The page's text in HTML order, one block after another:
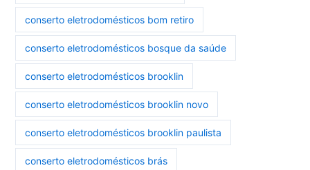
conserto eletrodomésticos bom retiro
conserto eletrodomésticos bosque da saúde
conserto eletrodomésticos brooklin
conserto eletrodomésticos brooklin novo
conserto eletrodomésticos brooklin paulista
conserto eletrodomésticos brás